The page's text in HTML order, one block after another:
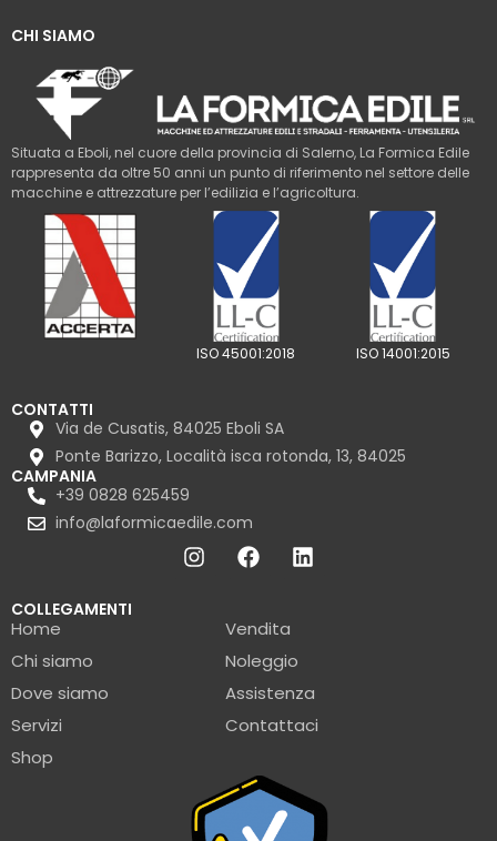
CHI SIAMO
Situata a Eboli, nel cuore della provincia di Salerno, La Formica Edile
rappresenta da oltre 50 anni un punto di riferimento nel settore delle
macchine e attrezzature per l’edilizia e l’agricoltura.
ISO 45001:2018 ISO 14001:2015
CONTATTI
Via de Cusatis, 84025 Eboli SA
Ponte Barizzo, Località isca rotonda, 13, 84025
CAMPANIA
+39 0828 625459
info@laformicaedile.com
COLLEGAMENTI
Home
Chi siamo
Dove siamo
Servizi
Shop
Vendita
Noleggio
Assistenza
Contattaci